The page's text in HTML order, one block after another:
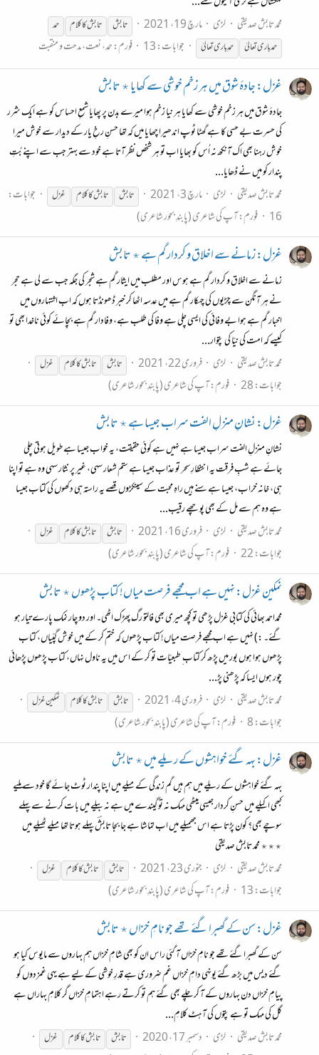
محمد تابش صدیقی
لڑی مارچ 19، 2021 تابش تابشکاکلام
حمد
حمد باری تعالیٰ
حمدِ باری تعالیٰ جوابات: 13 فورم:حمد، نعت، مدحت و منقبت
غزل: جادۂ شوق میں ہر زخم خوشی سے کھایا ٭ تابش
جادۂ شوق میں ہر زخم خوشی سے کھایا ہر نیا زخم ہوا میرے بدن پر پھایا شمعِ احساس کو ہے ایک شرر
کی حسرت بے حسی کا ہے گھٹا ٹوپ اندھیرا چھایا میں کہ تھا حسنِ رخِ یار کے دیدار سے خوش میرا
خوش رہنا بھی اک آنکھ نہ اُس کو بھایا اب تو ہر شخص نظر آتا ہے خود سے بہتر جب سے اپنے بُتِ
پندار کو میں نے ڈھایا...
محمد تابش صدیقی
لڑی مارچ 3، 2021 تابش تابشکاکلام غزل
جوابات:
16
فورم:آپ کی شاعری (پابندِ بحور شاعری)
غزل: زمانے سے اخلاق و کردار گم ہے ٭ تابش
زمانے سے اخلاق و کردار گم ہے ہوس اور مطلب میں ایثار گم ہے شجر کی جگہ جب سے لی ہے حجر
نے ہر آنگن سے چڑیوں کی چہکار گم ہے میں عدسہ اٹھا کر خبر ڈھونڈتا ہوں کہ اب اشتہاروں میں
اخبار گم ہے ہوا بے وفائی کی ایسی چلی ہے وفا کی طلب ہے، وفادار گم ہے بچائے کوئی ناخدا بھی تو
کیسے کہ امت کی نیّا کی پتوار...
محمد تابش صدیقی
لڑی فروری 22، 2021 تابش تابشکاکلام غزل
جوابات: 28 فورم:آپ کی شاعری (پابندِ بحور شاعری)
غزل: نشانِ منزلِ الفت سراب جیسا ہے ٭ تابش
نشانِ منزلِ الفت سراب جیسا ہے نہیں ہے کوئی حقیقت، یہ خواب جیسا ہے طویل ہوتی چلی
جائے ہے شبِ فرقت یہ انتظارِ سحر تو عذاب جیسا ہے ستم شعار سہی، غیر پر نثار سہی وہ ہے تو اپنا
ہی، خانہ خراب، جیسا ہے سنے ہیں راہِ محبت کے سینکڑوں قصے یہ راستہ ہی دکھوں کی کتاب جیسا
ہے وہ ہم سے مل کے بھی پوچھے رقیب...
محمد تابش صدیقی
لڑی فروری 16، 2021 تابش تابشکاکلام غزل
جوابات: 22 فورم:آپ کی شاعری (پابندِ بحور شاعری)
نمکین غزل: نہیں ہے اب مجھے فرصت میاں! کتاب پڑھوں ٭ تابش
محمداحمد بھائی کی کتابی غزل پڑھی تو کچھ میری بھی فالتو رگ پھڑک اٹھی۔ اور دو چار نمک پارے تیار ہو
گئے۔ :) نہیں ہے اب مجھے فرصت میاں! کتاب پڑھوں کہ ختم کر کے میں خوش گپّیاں، کتاب
پڑھوں ہوا ہوں بور میں پڑھ کر کتاب ِ طبعیّات تو کر کے اس میں یہ ناول نہاں، کتاب پڑھوں پڑھائی
چور ہوں ایسا کہ پڑھنی پڑ...
محمد تابش صدیقی
لڑی فروری 4، 2021 تابش تابشکاکلام نمکین غزل
جوابات: 8 فورم:آپ کی شاعری (پابندِ بحور شاعری)
غزل: بہہ گئے خواہشوں کے ریلے میں ٭ تابش
بہہ گئے خواہشوں کے ریلے میں ہم ہیں گم زندگی کے میلے میں اپنا پندار ٹوٹ جائے گا خود سے ملیے
کبھی اکیلے میں حسنِ کردار جیسی میٹھی مہک نہ تو گیندے میں ہے نہ بیلے میں بات کرنے سے پہلے
سوچے بھی؟ کون پڑتا ہے اس جھمیلے میں اب تماشا ہے جا بجا تابشؔ پہلے ہوتا تھا میلے ٹھیلے میں
٭٭٭ محمد تابش صدیقی
محمد تابش صدیقی
لڑی جنوری 23، 2021 تابش تابشکاکلام غزل
جوابات: 13 فورم:آپ کی شاعری (پابندِ بحور شاعری)
غزل: سن کے گھبرا گئے تھے جو نامِ خزاں ٭ تابش
سن کے گھبرا گئے تھے جو نامِ خزاں آ گئی راس ان کو بھی شامِ خزاں ہم بہاروں سے مایوس کیا ہو
گئے دیس میں بڑھ گئے یونہی دامِ خزاں غم ضروری ہے قدرِ خوشی کے لیے ہے یہی غمزدوں کو
پیامِ خزاں دن بہاروں کے آ کر چلے بھی گئے ہم تو کرتے رہے اہتمامِ خزاں گر کلامِ بہاراں ہے
گل کی مہک تو ہے پتوں کی آہٹ کلامِ...
محمد تابش صدیقی
لڑی دسمبر 17، 2020 تابش تابشکاکلام غزل